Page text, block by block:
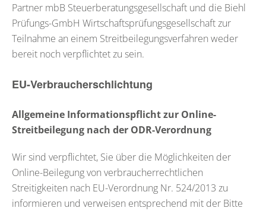
Partner mbB Steuerberatungsgesellschaft und die Biehl
Prüfungs-GmbH Wirtschaftsprüfungsgesellschaftzur
Teilnahme an einem Streitbeilegungsverfahren weder
bereit noch verpflichtet zu sein.
EU-Verbraucherschlichtung
Allgemeine Informationspflicht zur Online-
Streitbeilegung nach der ODR-Verordnung
Wir sind verpflichtet, Sie über die Möglichkeiten der
Online-Beilegung von verbraucherrechtlichen
Streitigkeiten nach EU-Verordnung Nr. 524/2013 zu
informieren und verweisen entsprechend mit der Bitte